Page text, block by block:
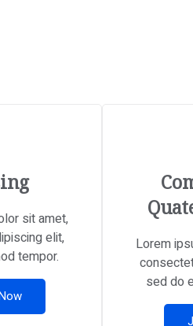
sit amet,
elit,
tempor.
Lorem
sed do